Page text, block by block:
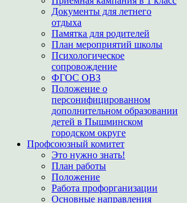
Документы для летнего
отдыха
Памятка для родителей
План мероприятий школы
Психологическое
сопровождение
ФГОС ОВЗ
Положение о
персонифицированном
дополнительном образовании
детей в Пышминском
городском округе
Профсоюзный комитет
Это нужно знать!
План работы
Положение
Работа профорганизации
Основные направления